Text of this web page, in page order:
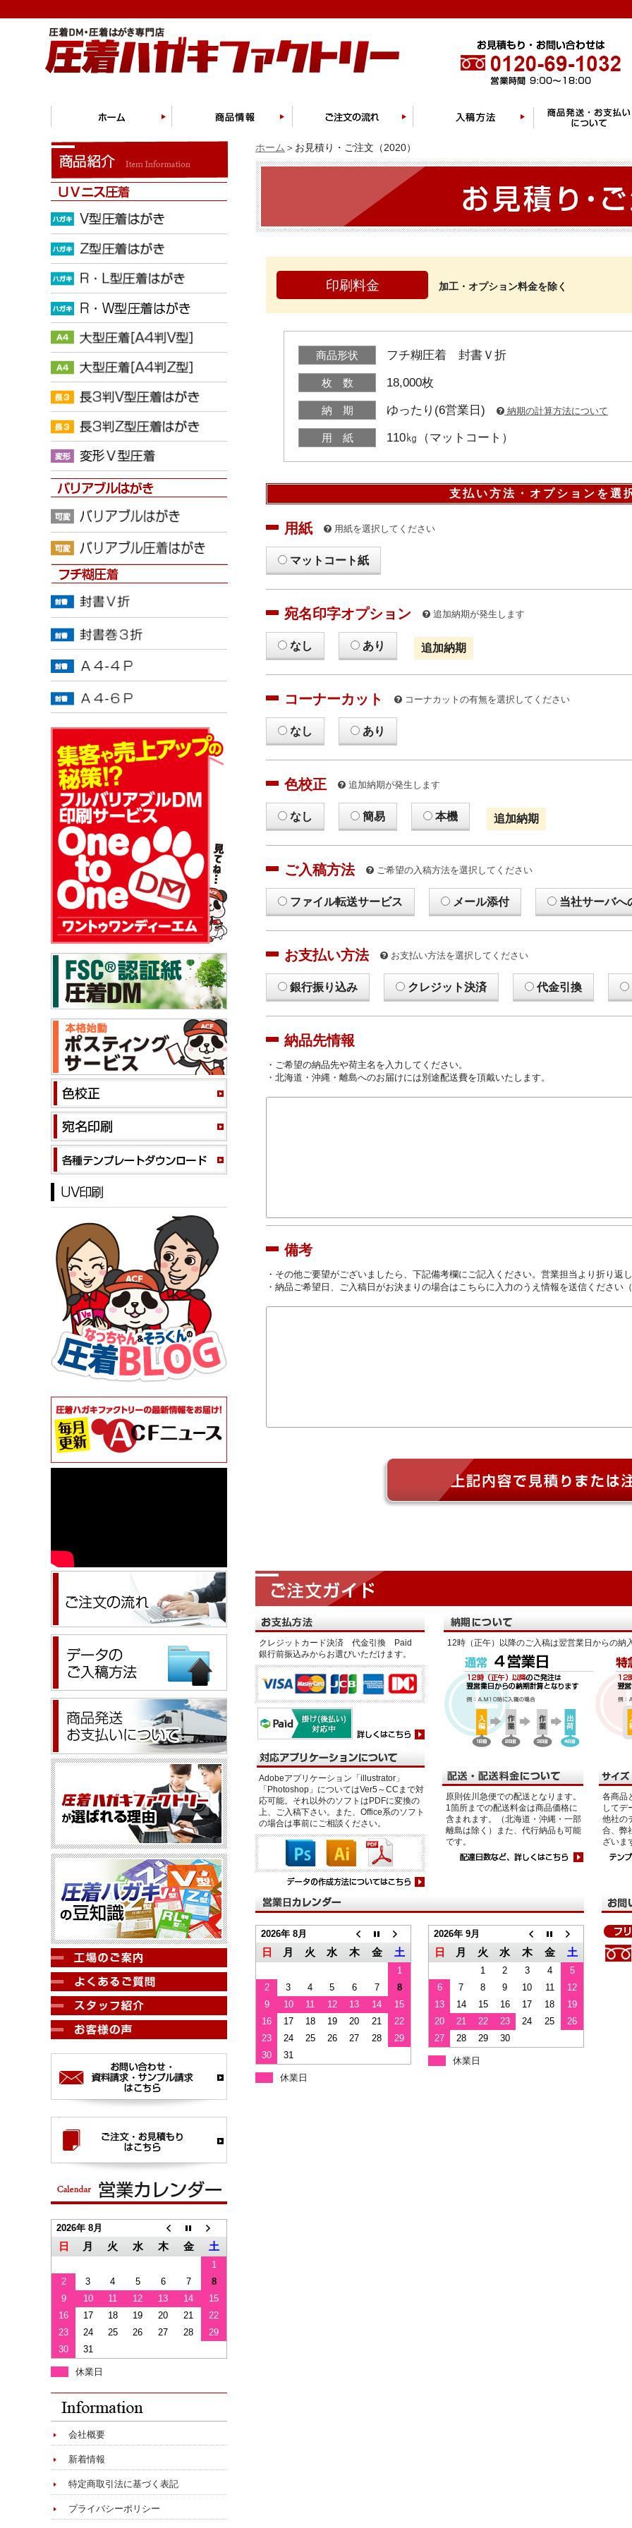
ホーム ＞お見積り・ご注文（2020）
印刷料金 加工・オプション料金を除く
商品形状 フチ糊圧着 封書Ｖ折
枚 数 18,000枚
納 期 ゆったり(6営業日) 納期の計算方法について
用 紙 110㎏（マットコート）
支払い方法・オプションを選
用紙 用紙を選択してください
マットコート紙
宛名印字オプション 追加納期が発生します
なし あり 追加納期
コーナーカット コーナカットの有無を選択してください
なし あり
色校正 追加納期が発生します
なし 簡易 本機 追加納期
ご入稿方法 ご希望の入稿方法を選択してください
ファイル転送サービス メール添付 当社サーバへ
お支払い方法 お支払い方法を選択してください
銀行振り込み クレジット決済 代金引換
納品先情報
・ご希望の納品先や荷主名を入力してください。
・北海道・沖縄・離島へのお届けには別途配送費を頂戴いたします。
備考
・その他ご要望がございましたら、下記備考欄にご記入ください。営業担当より折り返
・納品ご希望日、ご入稿日がお決まりの場合はこちらに入力のうえ情報を送信ください
クレジットカード決済 代金引換 Paid
銀行前振込みからお選びいただけます。
12時（正午）以降のご入稿は翌営業日からの納
Adobeアプリケーション「illustrator」
「Photoshop」についてはVer5～CCまで対
応可能。それ以外のソフトはPDFに変換の
上、ご入稿下さい。また、Office系のソフト
の場合は事前にご相談ください。
原則佐川急便での配送となります。
1箇所までの配送料金は商品価格に
含まれます。（北海道・沖縄・一部
離島は除く）また、代行納品も可能
です。
各商品
してデ
他社の
合、弊
ざいま
2026年 8月
日 月 火 水 木 金 土
1
2
3 4 5 6 7
8
9
10 11 12 13 14
15
16
17 18 19 20 21
22
23
24 25 26 27 28
29
30
31
休業日
2026年 9月
日 月 火 水 木 金 土
1 2 3 4
5
6
7 8 9 10 11
12
13
14 15 16 17 18
19
20
21 22 23 24 25
26
27
28 29 30
休業日
2026年 8月
日 月 火 水 木 金 土
1
2
3 4 5 6 7
8
9
10 11 12 13 14
15
16
17 18 19 20 21
22
23
24 25 26 27 28
29
30
31
休業日
会社概要
新着情報
特定商取引法に基づく表記
プライバシーポリシー